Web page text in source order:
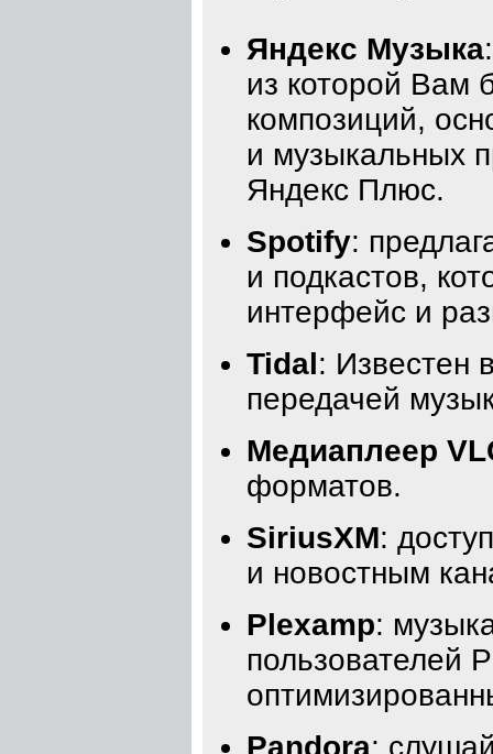
Яндекс Музыка
из которой Вам
композиций,
и музыкальных
Яндекс Плюс.
Spotify:
и подкастов,
интерфейс и
Tidal: Известен
передачей
Медиаплеер
форматов.
SiriusXM:
и новостным
Plexamp:
пользователей
Pandora: